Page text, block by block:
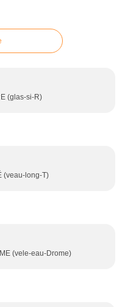
(glas-si-R)
(veau-long-T)
(vele-eau-Drome)